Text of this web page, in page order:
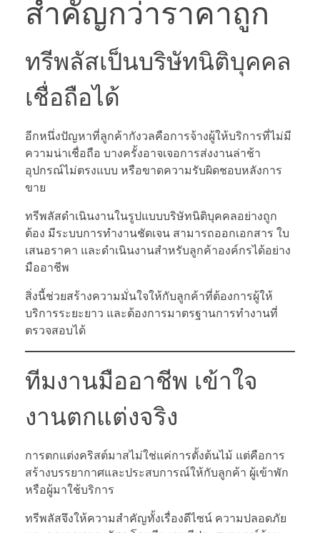
สำคัญกว่าราคาถูก
ทรีพลัสเป็นบริษัทนิติบุคคล
เชื่อถือได้
อีกหนึ่งปัญหาที่ลูกค้ากังวลคือการจ้างผู้ให้บริการที่ไม่มี
ความน่าเชื่อถือ บางครั้งอาจเจอการส่งงานล่าช้า
อุปกรณ์ไม่ตรงแบบ หรือขาดความรับผิดชอบหลังการ
ขาย
ทรีพลัสดำเนินงานในรูปแบบบริษัทนิติบุคคลอย่างถูก
ต้อง มีระบบการทำงานชัดเจน สามารถออกเอกสาร ใบ
เสนอราคา และดำเนินงานสำหรับลูกค้าองค์กรได้อย่าง
มืออาชีพ
สิ่งนี้ช่วยสร้างความมั่นใจให้กับลูกค้าที่ต้องการผู้ให้
บริการระยะยาว และต้องการมาตรฐานการทำงานที่
ตรวจสอบได้
ทีมงานมืออาชีพ เข้าใจ
งานตกแต่งจริง
การตกแต่งคริสต์มาสไม่ใช่แค่การตั้งต้นไม้ แต่คือการ
สร้างบรรยากาศและประสบการณ์ให้กับลูกค้า ผู้เข้าพัก
หรือผู้มาใช้บริการ
ทรีพลัสจึงให้ความสำคัญทั้งเรื่องดีไซน์ ความปลอดภัย